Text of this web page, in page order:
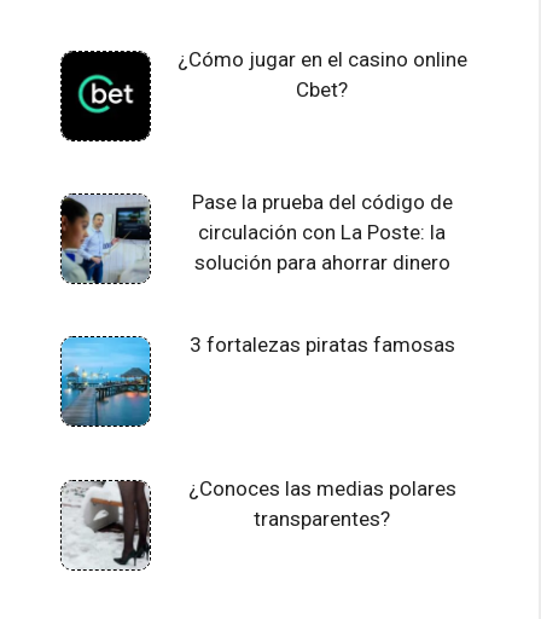
¿Cómo jugar en el casino online
Cbet?
Pase la prueba del código de
circulación con La Poste: la
solución para ahorrar dinero
3 fortalezas piratas famosas
¿Conoces las medias polares
transparentes?